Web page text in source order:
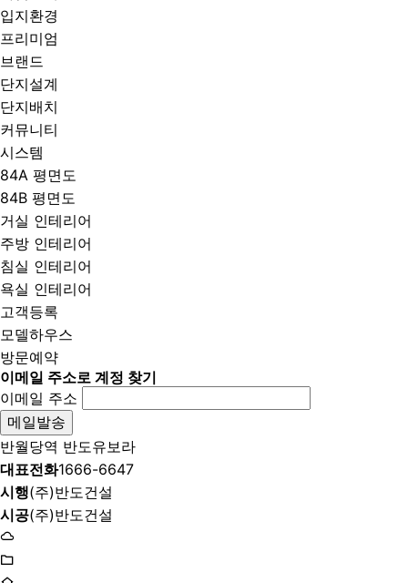
입지환경
프리미엄
브랜드
단지설계
단지배치
커뮤니티
시스템
84A 평면도
84B 평면도
거실 인테리어
주방 인테리어
침실 인테리어
욕실 인테리어
고객등록
모델하우스
방문예약
이메일 주소로 계정 찾기
이메일 주소
반월당역 반도유보라
대표전화1666-6647
시행(주)반도건설
시공(주)반도건설